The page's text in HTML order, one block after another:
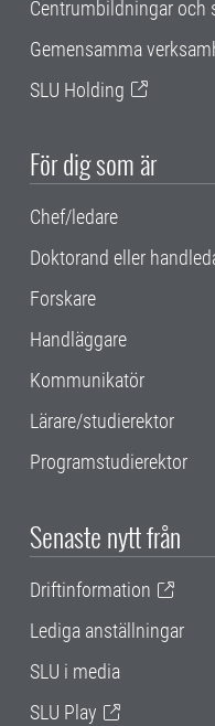
Centrumbildningar och
Gemensamma
SLU Holding
För dig som är
Chef/ledare
Doktorand eller
Forskare
Handläggare
Kommunikatör
Lärare/studierektor
Programstudierektor
Senaste nytt från
Driftinformation
Lediga anställningar
SLU i media
SLU Play